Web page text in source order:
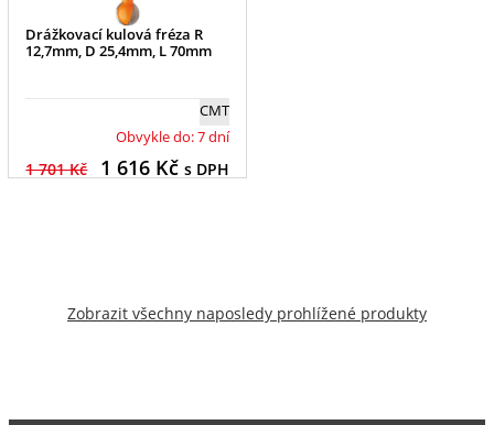
Drážkovací kulová fréza R
12,7mm, D 25,4mm, L 70mm
CMT
Obvykle do: 7 dní
1 701 Kč 1 616Kč s DPH
Zobrazit všechny naposledy prohlížené produkty